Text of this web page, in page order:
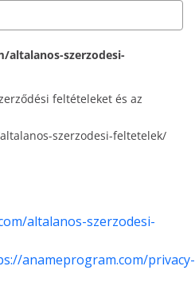
altalanos-szerzodesi-
anameprogram.com/privacy-